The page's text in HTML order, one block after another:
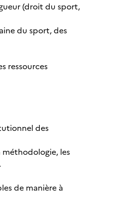
(droit du sport,
du sport, des
ressources
des
les
de manière à